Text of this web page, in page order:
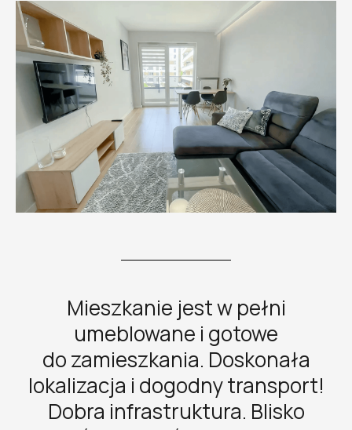
Mieszkanie jest w pełni
umeblowane i gotowe
do zamieszkania. Doskonała
lokalizacja i dogodny transport!
Dobra infrastruktura. Blisko